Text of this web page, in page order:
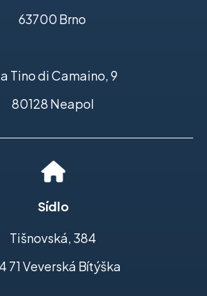
63700 Brno
Tino di Camaino, 9
80128 Neapol
Sídlo
Tišnovská, 384
71 Veverská Bítýška